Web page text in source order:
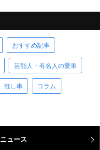
おすすめ記事
芸能人・有名人の愛車
推し車 コラム
ニュース